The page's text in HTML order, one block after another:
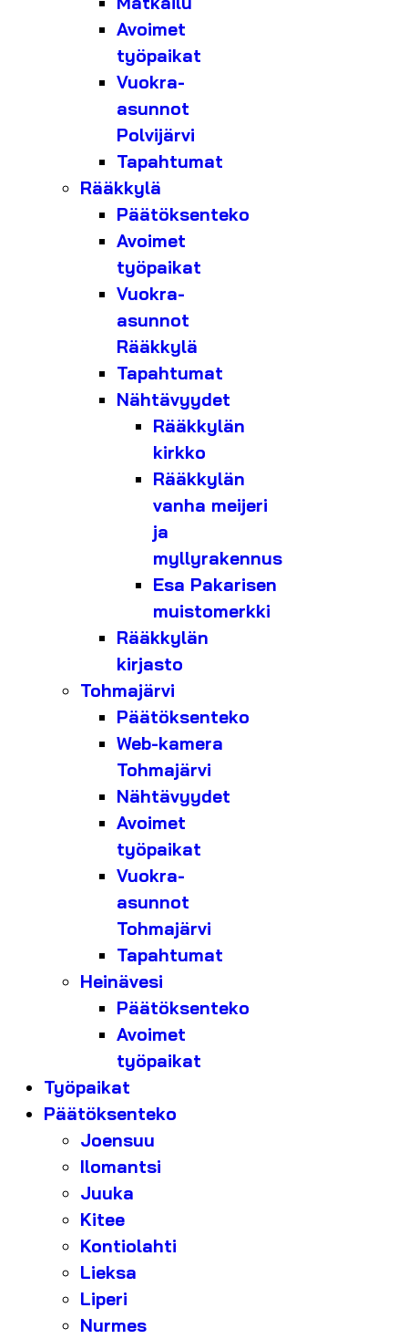
Avoimet
työpaikat
Vuokra-
asunnot
Polvijärvi
Tapahtumat
Rääkkylä
Päätöksenteko
Avoimet
työpaikat
Vuokra-
asunnot
Rääkkylä
Tapahtumat
Nähtävyydet
Rääkkylän
kirkko
Rääkkylän
vanha meijeri
ja
myllyrakennus
Esa Pakarisen
muistomerkki
Rääkkylän
kirjasto
Tohmajärvi
Päätöksenteko
Web-kamera
Tohmajärvi
Nähtävyydet
Avoimet
työpaikat
Vuokra-
asunnot
Tohmajärvi
Tapahtumat
Heinävesi
Päätöksenteko
Avoimet
työpaikat
Työpaikat
Päätöksenteko
Joensuu
Ilomantsi
Juuka
Kitee
Kontiolahti
Lieksa
Liperi
Nurmes